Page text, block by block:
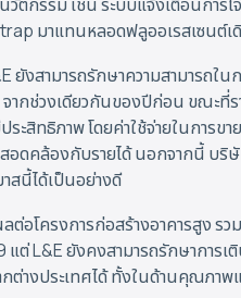
มาแทนหลอดฟลูออเรสเซนต์เ
สามารถรักษาความสามารถในก
ากช่วงเดียวกันของปีก่อน ขณะที่ร
ทธิภาพ โดยค่าใช้จ่ายในการขาย
อดคล้องกับรายได้ นอกจากนี้ บริ
สนี้ได้เป็นอย่างดี
อโครงการก่อสร้างอาคารสูง ร
ต่ L&E ยังคงสามารถรักษาการเ
างประเทศได้ ทั้งในด้านคุณภาพ